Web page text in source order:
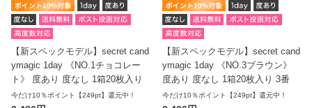
【新スペックモデル】secret cand
ymagic 1day 《NO.1チョコレー
ト》 度あり 度なし 1箱20枚入り
今だけ10％ポイント【249pt】還元中！
【新スペックモデル】secret cand
ymagic 1day 《NO.3ブラウン》
度あり 度なし 1箱20枚入り 3番
今だけ10％ポイント【249pt】還元中！